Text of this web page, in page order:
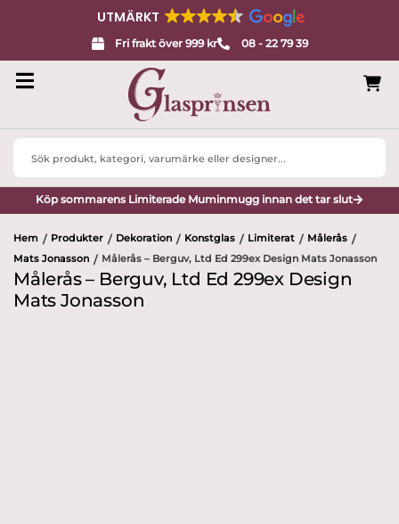
UTMÄRKT
Fri frakt över 999 kr 08 - 22 79 39
Search
Köp sommarens Limiterade Muminmugg innan det tar slut
Hem / Produkter / Dekoration / Konstglas / Limiterat / Målerås /
Mats Jonasson / Målerås – Berguv, Ltd Ed 299ex Design Mats Jonasson
Målerås – Berguv, Ltd Ed 299ex Design
Mats Jonasson